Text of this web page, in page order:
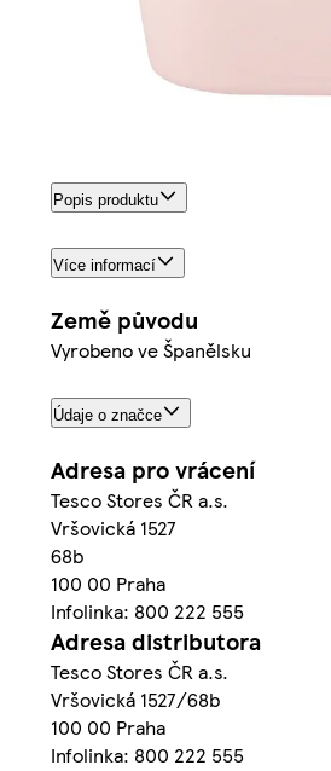
Popis produktu
Více informací
Země původu
Vyrobeno ve Španělsku
Údaje o značce
Adresa pro vrácení
Tesco Stores ČR a.s.
Vršovická 1527
68b
100 00 Praha
Infolinka: 800 222 555
Adresa distributora
Tesco Stores ČR a.s.
Vršovická 1527/68b
100 00 Praha
Infolinka: 800 222 555